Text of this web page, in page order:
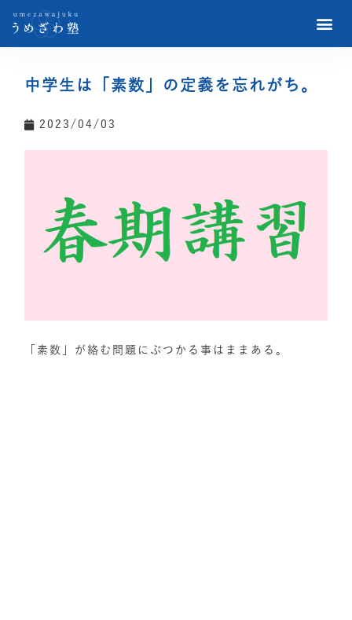
中学生は「素数」の定義を忘れがち。
2023/04/03
「素数」が絡む問題にぶつかる事はままある。